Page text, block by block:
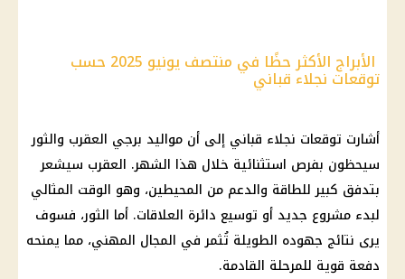
الأبراج الأكثر حظًا في منتصف يونيو 2025 حسب
توقعات نجلاء قباني
أشارت توقعات نجلاء قباني إلى أن مواليد برجي العقرب والثور
سيحظون بفرص استثنائية خلال هذا الشهر. العقرب سيشعر
بتدفق كبير للطاقة والدعم من المحيطين، وهو الوقت المثالي
لبدء مشروع جديد أو توسيع دائرة العلاقات. أما الثور، فسوف
يرى نتائج جهوده الطويلة تُثمر في المجال المهني، مما يمنحه
دفعة قوية للمرحلة القادمة.